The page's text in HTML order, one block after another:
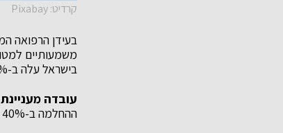
קרדיט: Pixabay
משמעותיים
בישראל עלה ב-18% בשנה האחרונה, כאשר המטופלים מחפשים פתרונות בטוחים ויעילים יותר מאי פעם.
עובדה
ההחלמה ב-40% בממוצע לעומת שיטות מסורתיות.